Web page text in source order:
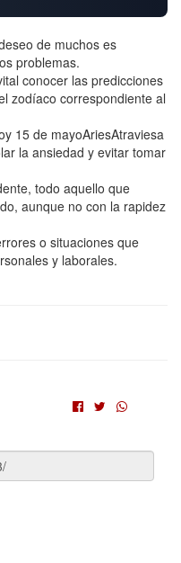
de muchos es
problemas.
conocer las predicciones
zodíaco correspondiente al
15 de mayoAriesAtraviesa
la ansiedad y evitar tomar
todo aquello que
aunque no con la rapidez
o situaciones que
y laborales.